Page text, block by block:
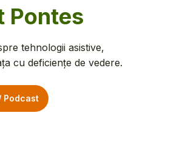
Pontes
tehnologii asistive,
cu deficiențe de vedere.
Podcast